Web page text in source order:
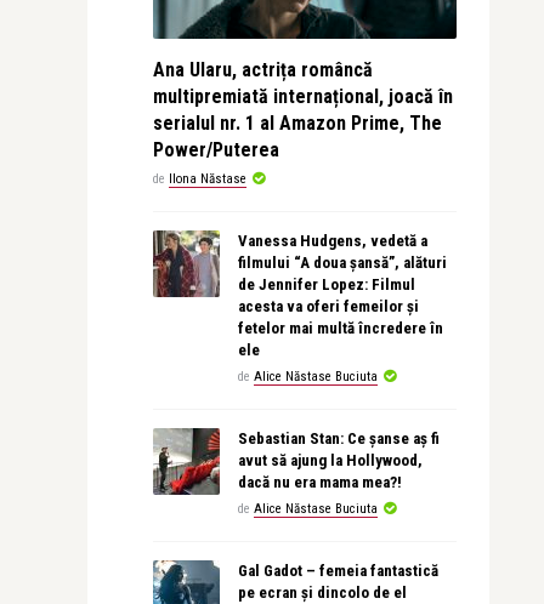
Ana Ularu, actrița româncă
multipremiată internațional, joacă în
serialul nr. 1 al Amazon Prime, The
Power/Puterea
de Ilona Năstase
Vanessa Hudgens, vedetă a
filmului “A doua șansă”, alături
de Jennifer Lopez: Filmul
acesta va oferi femeilor și
fetelor mai multă încredere în
ele
de Alice Năstase Buciuta
Sebastian Stan: Ce șanse aș fi
avut să ajung la Hollywood,
dacă nu era mama mea?!
de Alice Năstase Buciuta
Gal Gadot – femeia fantastică
pe ecran și dincolo de el